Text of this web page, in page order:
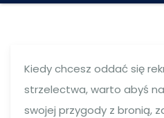
Kiedy chcesz oddać się
strzelectwa, warto abyś
swojej przygody z bronią,